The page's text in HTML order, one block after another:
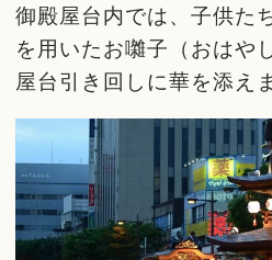
御殿屋台内では、子供た
を用いたお囃子（おはや
屋台引き回しに華を添え